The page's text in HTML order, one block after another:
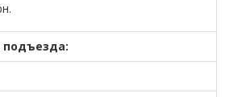
подъезда: